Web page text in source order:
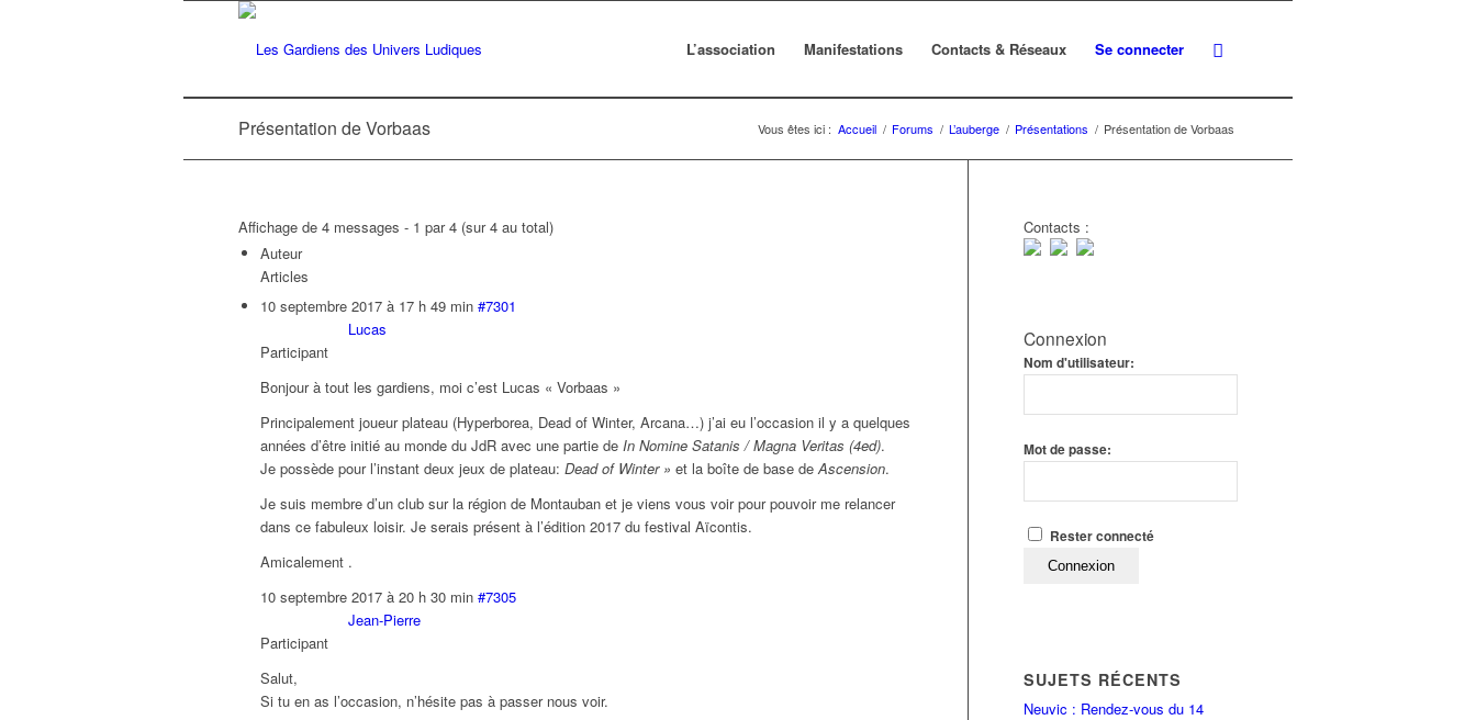
L’association Manifestations Contacts & Réseaux Se connecter
Présentation de Vorbaas Vous êtes ici : Accueil / Forums / L’auberge / Présentations / Présentation de Vorbaas
Affichage de 4 messages - 1 par 4 (sur 4 au total)
Auteur
Articles
10 septembre 2017 à 17 h 49 min #7301
Lucas
Participant
Bonjour à tout les gardiens, moi c’est Lucas « Vorbaas »
Principalement joueur plateau (Hyperborea, Dead of Winter, Arcana…) j’ai eu l’occasion il y a quelques
années d’être initié au monde du JdR avec une partie de In Nomine Satanis / Magna Veritas (4ed).
Je possède pour l’instant deux jeux de plateau: Dead of Winter » et la boîte de base deAscension.
Je suis membre d’un club sur la région de Montauban et je viens vous voir pour pouvoir me relancer
dans ce fabuleux loisir. Je serais présent à l’édition 2017 du festival Aïcontis.
Amicalement .
10 septembre 2017 à 20 h 30 min #7305
Jean-Pierre
Participant
Salut,
Si tu en as l’occasion, n’hésite pas à passer nous voir.
Contacts :
Connexion
Nom d'utilisateur:
Mot de passe:
Rester connecté
Connexion
SUJETS RÉCENTS
Neuvic : Rendez-vous du 14